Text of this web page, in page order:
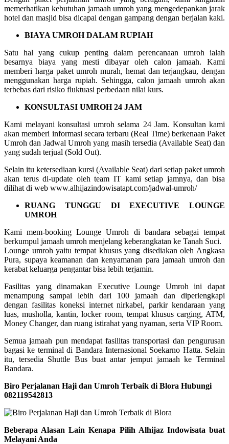
memerhatikan kebutuhan jamaah umroh yang mengedepankan jarak
hotel dan masjid bisa dicapai dengan gampang dengan berjalan kaki.
BIAYA UMROH DALAM RUPIAH
Satu hal yang cukup penting dalam perencanaan umroh ialah
besarnya biaya yang mesti dibayar oleh calon jamaah. Kami
memberi harga paket umroh murah, hemat dan terjangkau, dengan
menggunakan harga rupiah. Sehingga, calon jamaah umroh akan
terbebas dari risiko fluktuasi perbedaan nilai kurs.
KONSULTASI UMROH 24 JAM
Kami melayani konsultasi umroh selama 24 Jam. Konsultan kami
akan memberi informasi secara terbaru (Real Time) berkenaan Paket
Umroh dan Jadwal Umroh yang masih tersedia (Available Seat) dan
yang sudah terjual (Sold Out).
Selain itu ketersediaan kursi (Available Seat) dari setiap paket umroh
akan terus di-update oleh team IT kami setiap jamnya, dan bisa
dilihat di web www.alhijazindowisatapt.com/jadwal-umroh/
RUANG TUNGGU DI EXECUTIVE LOUNGE
UMROH
Kami mem-booking Lounge Umroh di bandara sebagai tempat
berkumpul jamaah umroh menjelang keberangkatan ke Tanah Suci.
Lounge umroh yaitu tempat khusus yang disediakan oleh Angkasa
Pura, supaya keamanan dan kenyamanan para jamaah umroh dan
kerabat keluarga pengantar bisa lebih terjamin.
Fasilitas yang dinamakan Executive Lounge Umroh ini dapat
menampung sampai lebih dari 100 jamaah dan diperlengkapi
dengan fasilitas koneksi internet nirkabel, parkir kendaraan yang
luas, musholla, kantin, locker room, tempat khusus carging, ATM,
Money Changer, dan ruang istirahat yang nyaman, serta VIP Room.
Semua jamaah pun mendapat fasilitas transportasi dan pengurusan
bagasi ke terminal di Bandara Internasional Soekarno Hatta. Selain
itu, tersedia Shuttle Bus buat antar jemput jamaah ke Terminal
Bandara.
Biro Perjalanan Haji dan Umroh Terbaik di Blora Hubungi
082119542813
Beberapa Alasan Lain Kenapa Pilih Alhijaz Indowisata buat
Melayani Anda